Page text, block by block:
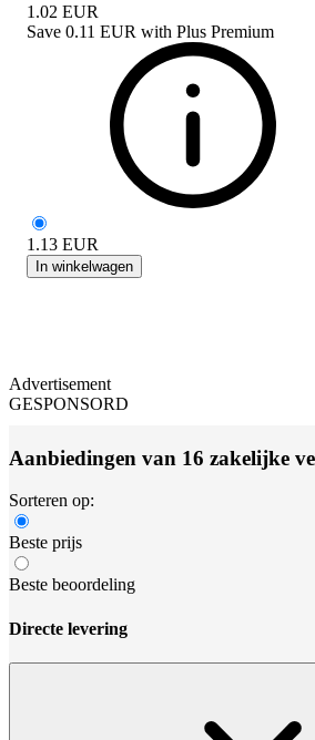
1.02 EUR
Save 0.11 EUR with Plus Premium
1.13 EUR
In winkelwagen
Advertisement
GESPONSORD
Aanbiedingen van 16 zakelijke
Sorteren op:
Beste prijs
Beste beoordeling
Directe levering